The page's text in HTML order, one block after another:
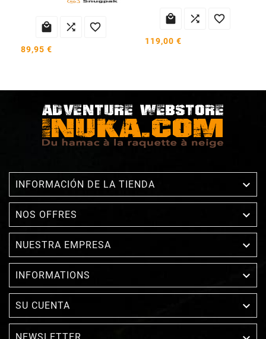
  
89,95 €
  
119,00 €
INFORMACIÓN DE LA TIENDA 
NOS OFFRES 
NUESTRA EMPRESA 
INFORMATIONS 
SU CUENTA 